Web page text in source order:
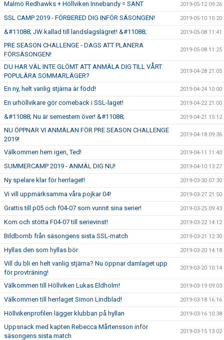
Malmö Redhawks + Höllviken Innebandy = SANT 2019-05-12 09:26
SSL CAMP 2019 - FÖRBERED DIG INFÖR SÄSONGEN! 2019-05-10 10:20
&#11088; JW kallad till landslagslägret! &#11088; 2019-05-08 11:41
PRE SEASON CHALLENGE - DAGS ATT PLANERA
FÖRSÄSONGEN!
2019-05-08 11:25
DU HAR VÄL INTE GLÖMT ATT ANMÄLA DIG TILL VÅRT
POPULÄRA SOMMARLÄGER?
2019-04-28 21:05
En ny, helt vanlig stjärna är född! 2019-04-24 10:00
En urhöllvikare gör comeback i SSL-laget! 2019-04-22 21:00
&#11088; Nu är semestern över! &#11088; 2019-04-21 15:12
NU ÖPPNAR VI ANMÄLAN FÖR PRE SEASON CHALLENGE
2019!
2019-04-18 09:36
Välkommen hem igen, Ted! 2019-04-11 11:40
SUMMERCAMP 2019 - ANMÄL DIG NU! 2019-04-10 13:27
Ny spelare klar för herrlaget! 2019-03-30 07:30
Vi vill uppmärksamma våra pojkar 04! 2019-03-27 21:50
Grattis till p05 och f04-07 som vunnit sina serier! 2019-03-25 09:43
Kom och stötta F04-07 till serievinst! 2019-03-22 14:12
Bildbomb från säsongens sista SSL-match 2019-03-21 12:30
Hyllas den som hyllas bör 2019-03-20 14:18
Vill du bli en helt vanlig stjärna? Nu öppnar damlaget upp
för provträning!
2019-03-20 10:14
Välkommen till Höllviken Lukas Eldholm! 2019-03-19 09:03
Välkommen till herrlaget Simon Lindblad! 2019-03-18 16:16
Höllvikenprofilen lägger klubban på hyllan 2019-03-16 10:38
Uppsnack med kapten Rebecca Mårtensson inför
säsongens sista match
2019-03-15 13:02